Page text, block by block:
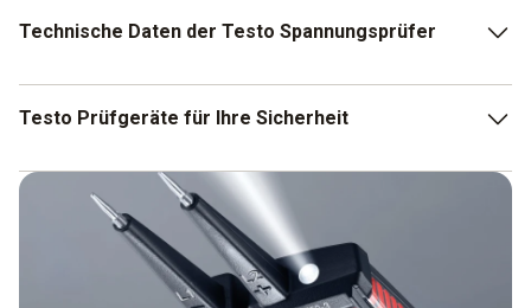
Technische Daten der Testo Spannungsprüfer
kompaktes Format und ein leichtes Gewicht aus. Abhängig
maximal 230 g und punkten durch ihre intuitiven
Bedienelemente. Hochfrequente Störsignale werden sofort
gefiltert, zudem haben Sie die Wahl zwischen zwei
Empfindlichkeitsstufen. Die folgenden Daten sind Standard
bei den Testo Spannungsprüfern:
Testo Prüfgeräte für Ihre Sicherheit
Mit den Spannungsprüfern von Testo erhalten Sie
innovative Voltmeter, die in verschiedenen Bereichen die
Sicherheit erhöhen. Mit dem übersichtlichen Rundum-
Display können Sie die Anzeige aus verschiedenen
Positionen problemlos ablesen. Auf einem zweiten LC-